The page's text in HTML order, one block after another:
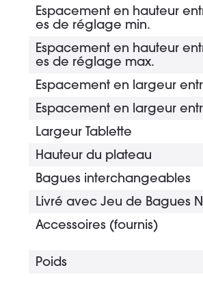
Espacement en hauteur
es de réglage min.
Espacement en hauteur
es de réglage max.
Espacement en largeur
Espacement en largeur
Largeur Tablette
Hauteur du plateau
Bagues interchangeables
Livré avec Jeu de Bagues
Accessoires (fournis)
Poids